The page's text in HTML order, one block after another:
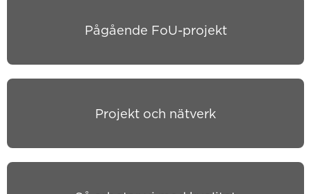
Pågående FoU-projekt
Projekt och nätverk